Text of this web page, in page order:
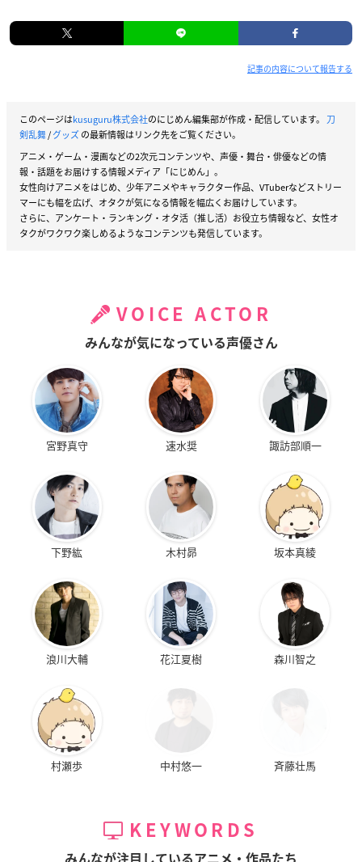
記事の内容について報告する
このページはkusuguru株式会社のにじめん編集部が作成・配信しています。 刀
剣乱舞/グッズの最新情報はリンク先をご覧ください。
アニメ・ゲーム・漫画などの2次元コンテンツや、声優・舞台・俳優などの情
報・話題をお届けする情報メディア「にじめん」。
女性向けアニメをはじめ、少年アニメやキャラクター作品、VTuberなどストリー
マーにも幅を広げ、オタクが気になる情報を幅広くお届けしています。
さらに、アンケート・ランキング・オタ活（推し活）お役立ち情報など、女性オ
タクがワクワク楽しめるようなコンテンツも発信しています。
VOICE ACTOR
みんなが気になっている声優さん
宮野真守 速水奨 諏訪部順一
下野紘 木村昴 坂本真綾
浪川大輔 花江夏樹 森川智之
村瀬歩 中村悠一 斉藤壮馬
KEYWORDS
みんなが注目しているアニメ・作品たち